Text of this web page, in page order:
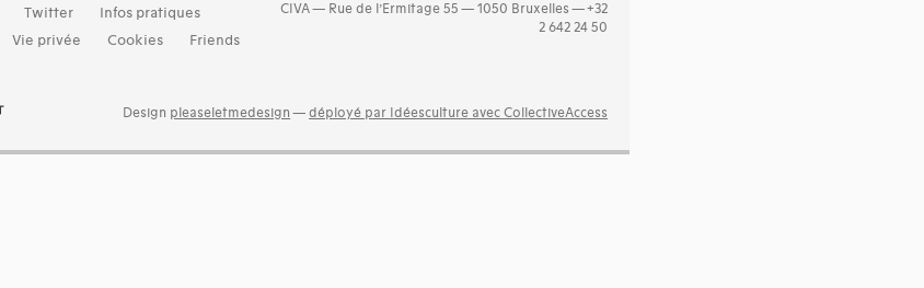
Twitter
Infos pratiques
Vie privée Cookies Friends
CIVA — Rue de l’Ermitage 55 — 1050 Bruxelles — +32
2 642 24 50
Design pleaseletmedesign —déployé par Idéesculture avec CollectiveAccess